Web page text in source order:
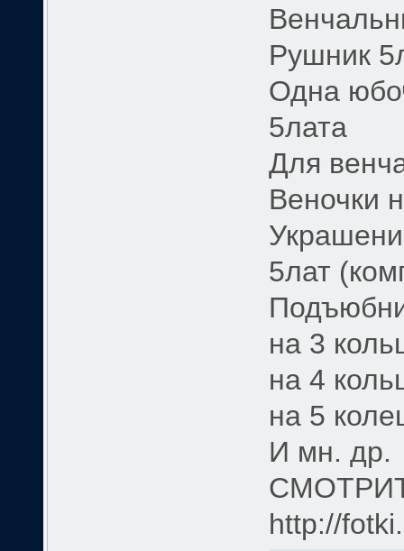
Рушник
Одна
5лата
Для
Веночки
5лат
на 3
на 4
на 5
И мн. др.
http://